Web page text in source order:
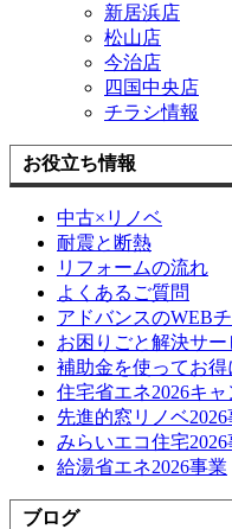
新居浜店
松山店
今治店
四国中央店
チラシ情報
お役立ち情報
中古×リノベ
耐震と断熱
リフォームの流れ
よくあるご質問
アドバンスのWEB
お困りごと解決サー
補助金を使ってお得
住宅省エネ2026キ
先進的窓リノベ2026
みらいエコ住宅2026
給湯省エネ2026事業
ブログ